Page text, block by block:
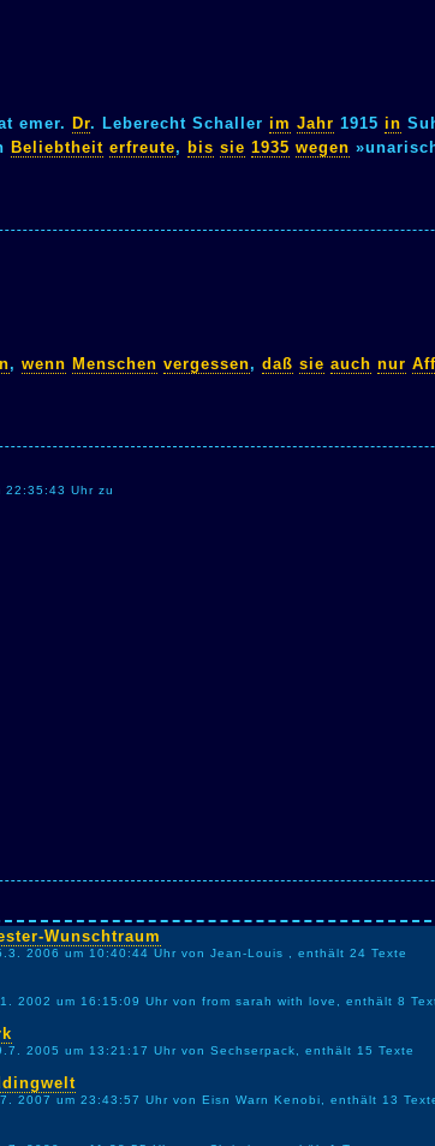
emer. Dr. Leberecht Schaller im Jahr 1915 in
Beliebtheit erfreute, bis sie 1935 wegen
, wenn Menschen vergessen, daß sie auch nur
22:35:43 Uhr zu
Wunschtraum
2006 um 10:40:44 Uhr von Jean-Louis , enthält 24 Texte
2002 um 16:15:09 Uhr von from sarah with love, enthält 8
2005 um 13:21:17 Uhr von Sechserpack, enthält 15 Texte
2007 um 23:43:57 Uhr von Eisn Warn Kenobi, enthält 13